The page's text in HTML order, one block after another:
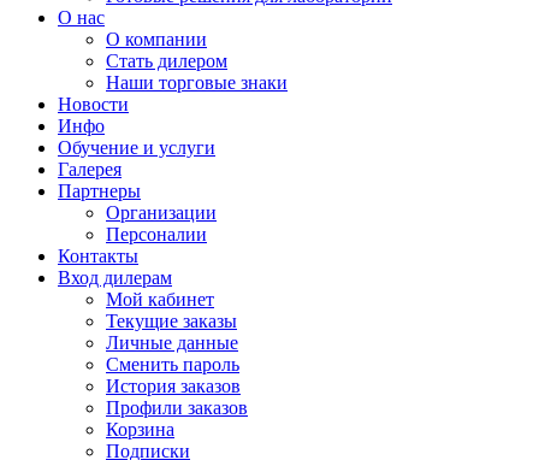
О нас
О компании
Стать дилером
Наши торговые знаки
Новости
Инфо
Обучение и услуги
Галерея
Партнеры
Организации
Персоналии
Контакты
Вход дилерам
Мой кабинет
Текущие заказы
Личные данные
Сменить пароль
История заказов
Профили заказов
Корзина
Подписки